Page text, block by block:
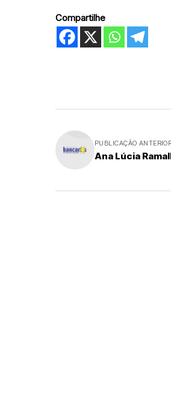
Compartilhe
PUBLICAÇÃO
Ana Lúcia